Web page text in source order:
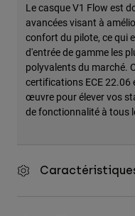
Le casque V1 Flow est
avancées visant à
confort du pilote, ce qui
d'entrée de gamme les
polyvalents du marché.
certifications ECE 22.06
œuvre pour élever vos
de fonctionnalité à tous